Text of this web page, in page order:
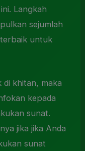
Langkah
sejumlah
untuk
di khitan, maka
kepada
sunat.
jika jika Anda
sunat